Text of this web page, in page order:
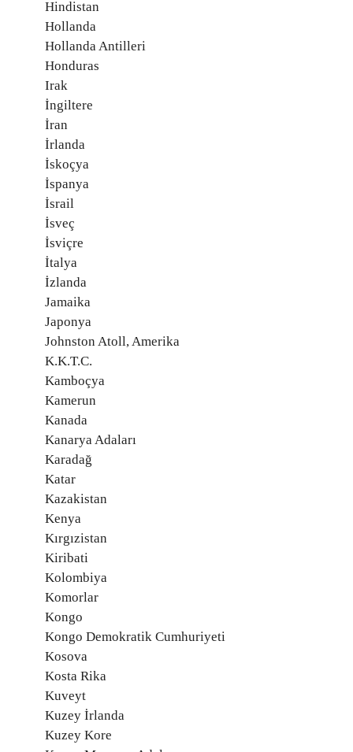
Hindistan
Hollanda
Hollanda Antilleri
Honduras
Irak
İngiltere
İran
İrlanda
İskoçya
İspanya
İsrail
İsveç
İsviçre
İtalya
İzlanda
Jamaika
Japonya
Johnston Atoll, Amerika
K.K.T.C.
Kamboçya
Kamerun
Kanada
Kanarya Adaları
Karadağ
Katar
Kazakistan
Kenya
Kırgızistan
Kiribati
Kolombiya
Komorlar
Kongo
Kongo Demokratik Cumhuriyeti
Kosova
Kosta Rika
Kuveyt
Kuzey İrlanda
Kuzey Kore